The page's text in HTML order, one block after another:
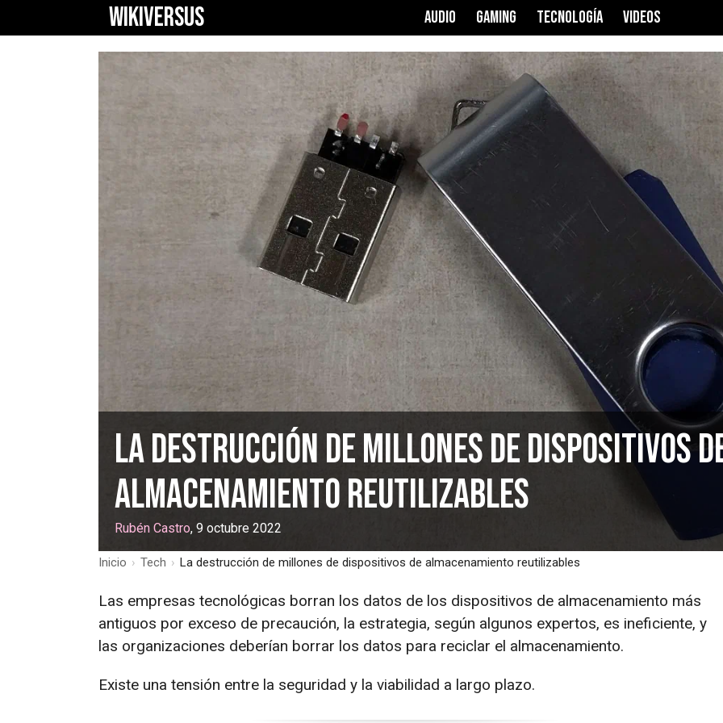
WIKIVERSUS AUDIO GAMING TECNOLOGÍA VIDEOS
La destrucción de millones de dispositivos
almacenamiento reutilizables
Rubén Castro, 9 octubre 2022
Inicio › Tech › La destrucción de millones de dispositivos de almacenamiento reutilizables
Las empresas tecnológicas borran los datos de los dispositivos de almacenamiento más
antiguos por exceso de precaución, la estrategia, según algunos expertos, es ineficiente, y
las organizaciones deberían borrar los datos para reciclar el almacenamiento.
Existe una tensión entre la seguridad y la viabilidad a largo plazo.